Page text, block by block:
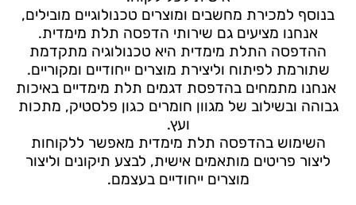
בנוסף למכירת מחשבים ומוצרים טכנולוגיים מובילים,
אנחנו מציעים גם שירותי הדפסה תלת מימדית.
ההדפסה התלת מימדית היא טכנולוגיה מתקדמת
שתורמת לפיתוח וליצירת מוצרים ייחודיים ומקוריים.
אנחנו מתמחים בהדפסת דגמים תלת מימדיים באיכות
גבוהה ובשילוב של מגוון חומרים כגון פלסטיק, מתכות
ועץ.
השימוש בהדפסה תלת מימדית מאפשר ללקוחות
ליצור פריטים מותאמים אישית, לבצע תיקונים וליצור
מוצרים ייחודיים בעצמם.